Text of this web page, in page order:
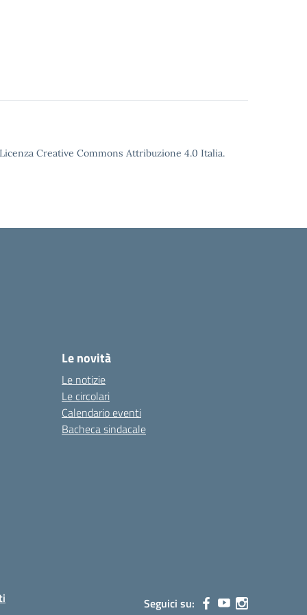
Creative Commons Attribuzione 4.0 Italia.
Le novità
Le notizie
Le circolari
Calendario eventi
Bacheca sindacale
Seguici su: